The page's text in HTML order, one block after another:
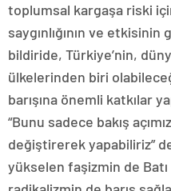
toplumsal kargaşa riski
saygınlığının ve etkisinin
bildiride, Türkiye’nin,
ülkelerinden biri
barışına önemli katkılar
“Bunu sadece bakış
değiştirerek yapabiliriz”
yükselen faşizmin de Batı